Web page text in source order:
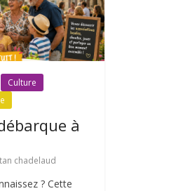
Culture
à
chadelaud
? Cette